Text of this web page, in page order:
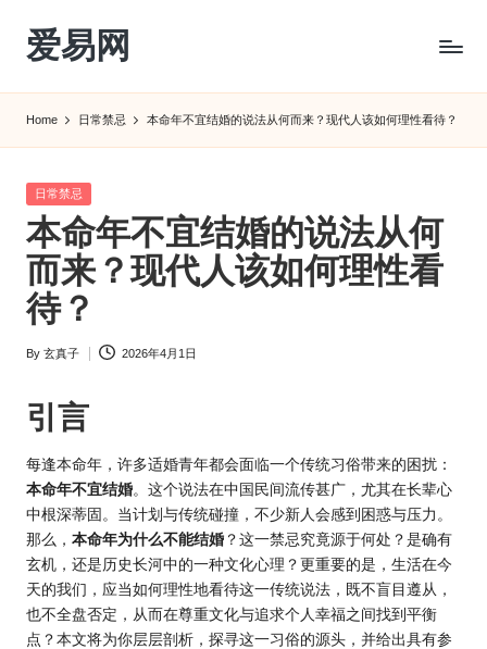
Skip
content
爱易网
转
农
历
阴
历
查
询
_2ebc.com
Home 日常禁忌 本命年不宜结婚的说法从何而来？现代人该如何理性看待？
Posted
日常禁忌
本命年不宜结婚的说法从何
而来？现代人该如何理性看
待？
Posted
By 玄真子 2026年4月1日
引言
每逢本命年，许多适婚青年都会面临一个传统习俗带来的困扰：
本命年不宜结婚。这个说法在中国民间流传甚广，尤其在长辈心
中根深蒂固。当计划与传统碰撞，不少新人会感到困惑与压力。
那么， 本命年为什么不能结婚 ？这一禁忌究竟源于何处？是确有
玄机，还是历史长河中的一种文化心理？更重要的是，生活在今
天的我们，应当如何理性地看待这一传统说法，既不盲目遵从，
也不全盘否定，从而在尊重文化与追求个人幸福之间找到平衡
点？本文将为你层层剖析，探寻这一习俗的源头，并给出具有参